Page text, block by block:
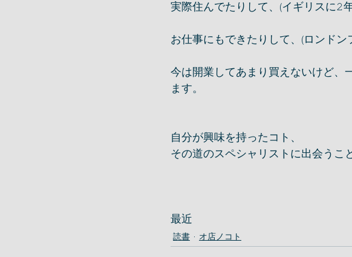
実際住んでたりして、(イギリスに𝟸
お仕事にもできたりして、(ロンド
今は開業してあまり買えないけど、
ます。
自分が興味を持ったコト、
その道のスペシャリストに出会うこ
最近
読書 オ店ノコト